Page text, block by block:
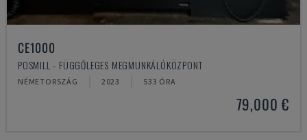
CE1000
POSMILL - FÜGGŐLEGES MEGMUNKÁLÓKÖZPONT
NÉMETORSZÁG 2023 533 ÓRA
79,000 €